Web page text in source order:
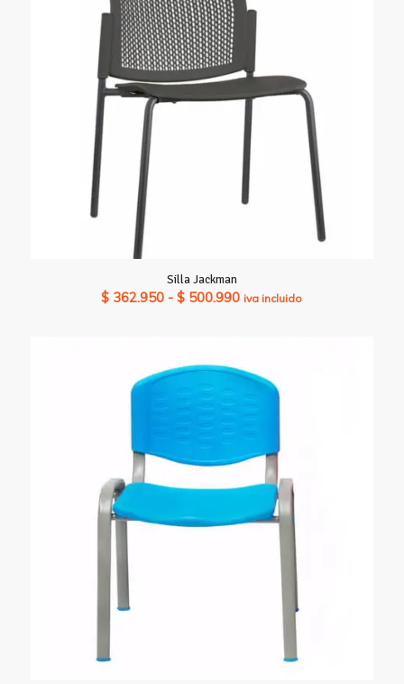
Silla Jackman
$ 362.950 - $ 500.990Rango
$ 362.950
iva incluido